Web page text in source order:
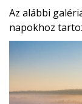
Az alábbi
napokhoz